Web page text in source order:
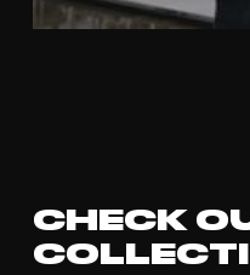
CHECK